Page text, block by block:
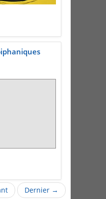
Dernier →